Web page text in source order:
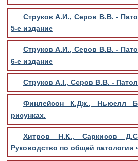
Струков А.И., Серов В.В. -
5-е издание
Струков А.И., Серов В.В. -
6-е издание
Струков А.І., Сєров В.В. -
Финлейсон К.Дж., Ньюелл
рисунках.
Хитров Н.К., Саркисов
Руководство по общей патологии